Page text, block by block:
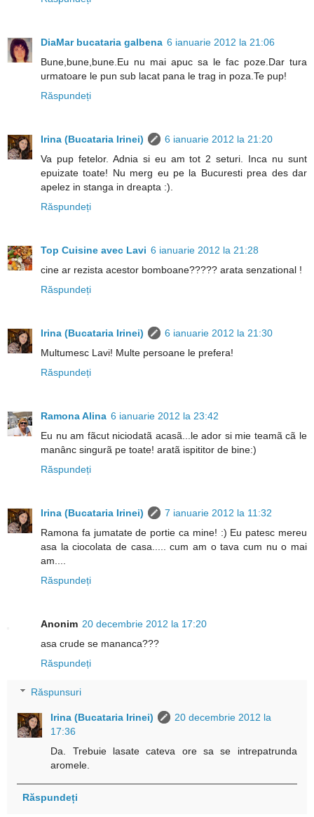
DiaMar bucataria galbena 6 ianuarie 2012 la 21:06
Bune,bune,bune.Eu nu mai apuc sa le fac poze.Dar tura
urmatoare le pun sub lacat pana le trag in poza.Te pup!
Răspundeți
Irina (Bucataria Irinei)
6 ianuarie 2012 la 21:20
Va pup fetelor. Adnia si eu am tot 2 seturi. Inca nu sunt
epuizate toate! Nu merg eu pe la Bucuresti prea des dar
apelez in stanga in dreapta :).
Răspundeți
Top Cuisine avec Lavi 6 ianuarie 2012 la 21:28
cine ar rezista acestor bomboane????? arata senzational !
Răspundeți
Irina (Bucataria Irinei)
6 ianuarie 2012 la 21:30
Multumesc Lavi! Multe persoane le prefera!
Răspundeți
Ramona Alina 6 ianuarie 2012 la 23:42
Eu nu am fãcut niciodatã acasã...le ador si mie teamã cã le
manânc singurã pe toate! aratã ispititor de bine:)
Răspundeți
Irina (Bucataria Irinei)
7 ianuarie 2012 la 11:32
Ramona fa jumatate de portie ca mine! :) Eu patesc mereu
asa la ciocolata de casa..... cum am o tava cum nu o mai
am....
Răspundeți
Anonim 20 decembrie 2012 la 17:20
asa crude se mananca???
Răspundeți
Răspunsuri
Irina (Bucataria Irinei)
20 decembrie 2012 la
17:36
Da. Trebuie lasate cateva ore sa se intrepatrunda
aromele.
Răspundeți